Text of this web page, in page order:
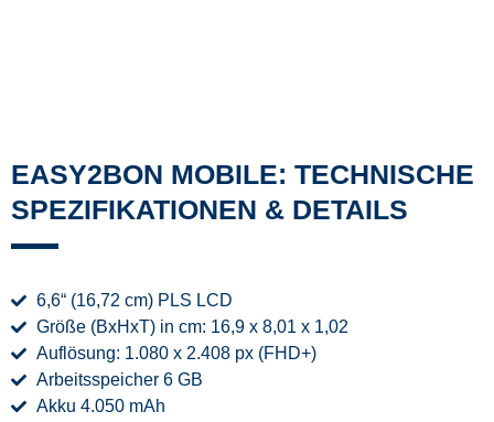
EASY2BON MOBILE: TECHNISCHE
SPEZIFIKATIONEN & DETAILS
6,6“ (16,72 cm) PLS LCD
Größe (BxHxT) in cm: 16,9 x 8,01 x 1,02
Auflösung: 1.080 x 2.408 px (FHD+)
Arbeitsspeicher 6 GB
Akku 4.050 mAh